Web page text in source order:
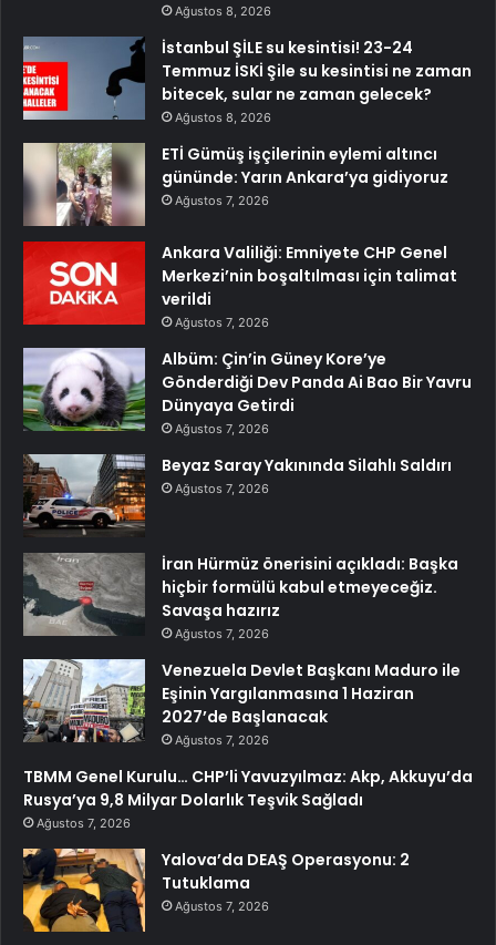
Ağustos 8, 2026
İstanbul ŞİLE su kesintisi! 23-24
Temmuz İSKİ Şile su kesintisi ne zaman
bitecek, sular ne zaman gelecek?
Ağustos 8, 2026
ETİ Gümüş işçilerinin eylemi altıncı
gününde: Yarın Ankara’ya gidiyoruz
Ağustos 7, 2026
Ankara Valiliği: Emniyete CHP Genel
Merkezi’nin boşaltılması için talimat
verildi
Ağustos 7, 2026
Albüm: Çin’in Güney Kore’ye
Gönderdiği Dev Panda Ai Bao Bir Yavru
Dünyaya Getirdi
Ağustos 7, 2026
Beyaz Saray Yakınında Silahlı Saldırı
Ağustos 7, 2026
İran Hürmüz önerisini açıkladı: Başka
hiçbir formülü kabul etmeyeceğiz.
Savaşa hazırız
Ağustos 7, 2026
Venezuela Devlet Başkanı Maduro ile
Eşinin Yargılanmasına 1 Haziran
2027’de Başlanacak
Ağustos 7, 2026
TBMM Genel Kurulu… CHP’li Yavuzyılmaz: Akp, Akkuyu’da
Rusya’ya 9,8 Milyar Dolarlık Teşvik Sağladı
Ağustos 7, 2026
Yalova’da DEAŞ Operasyonu: 2
Tutuklama
Ağustos 7, 2026